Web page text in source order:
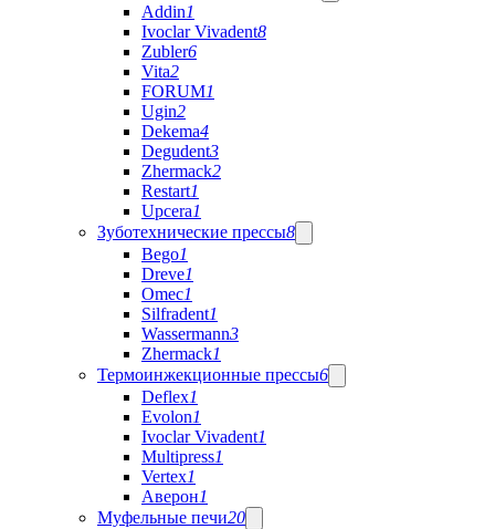
Addin1
Ivoclar Vivadent8
Zubler6
Vita2
FORUM1
Ugin2
Dekema4
Degudent3
Zhermack2
Restart1
Upcera1
Зуботехнические прессы8
Bego1
Dreve1
Omec1
Silfradent1
Wassermann3
Zhermack1
Термоинжекционные прессы6
Deflex1
Evolon1
Ivoclar Vivadent1
Multipress1
Vertex1
Аверон1
Муфельные печи20